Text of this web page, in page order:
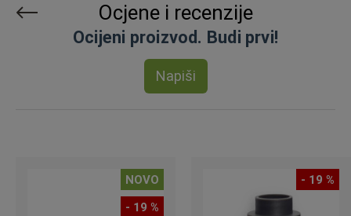
Ocjene i recenzije
Ocijeni proizvod. Budi prvi!
Napiši
NOVO
- 19 %
- 19 %